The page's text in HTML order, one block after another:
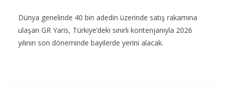
Dünya genelinde 40 bin adedin üzerinde satış rakamına
ulaşan GR Yaris, Türkiye’deki sınırlı kontenjanıyla 2026
yılının son döneminde bayilerde yerini alacak.